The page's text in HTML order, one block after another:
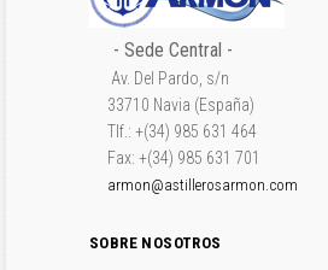
- Sede Central -
Av. Del Pardo, s/n
33710 Navia (España)
Tlf.: +(34) 985 631 464
Fax: +(34) 985 631 701
armon@astillerosarmon.com
SOBRE NOSOTROS